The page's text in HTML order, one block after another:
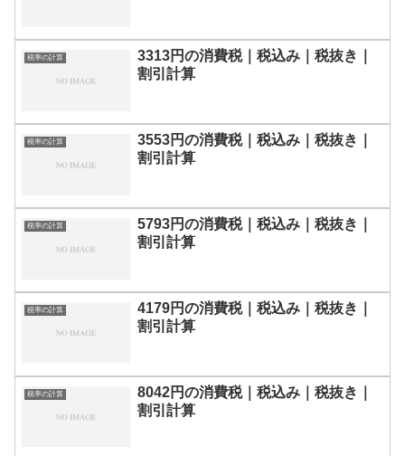
税率の計算
3313円の消費税｜税込み｜税抜き｜
割引計算
税率の計算
3553円の消費税｜税込み｜税抜き｜
割引計算
税率の計算
5793円の消費税｜税込み｜税抜き｜
割引計算
税率の計算
4179円の消費税｜税込み｜税抜き｜
割引計算
税率の計算
8042円の消費税｜税込み｜税抜き｜
割引計算